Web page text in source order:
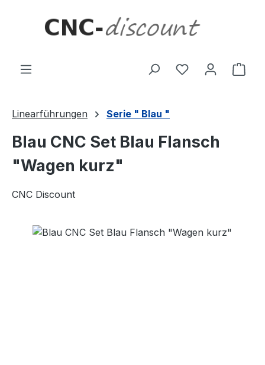
Linearführungen Serie " Blau "
Blau CNC Set Blau Flansch
"Wagen kurz"
CNC Discount
Bildergalerie überspringen